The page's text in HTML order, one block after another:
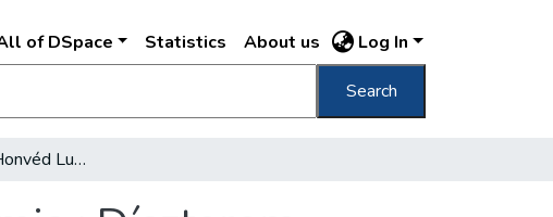
of DSpace Statistics About us Log In
Search
Budapest M. K. Honvéd Ludovika Akadémia : Díszterem